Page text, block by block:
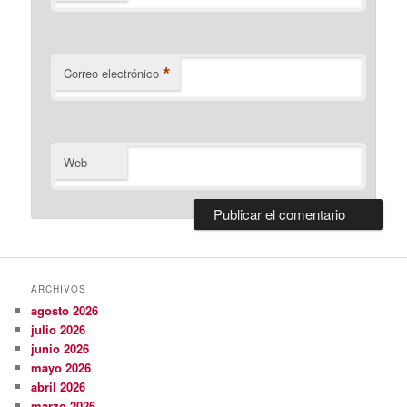
Correo electrónico *
Web
ARCHIVOS
agosto 2026
julio 2026
junio 2026
mayo 2026
abril 2026